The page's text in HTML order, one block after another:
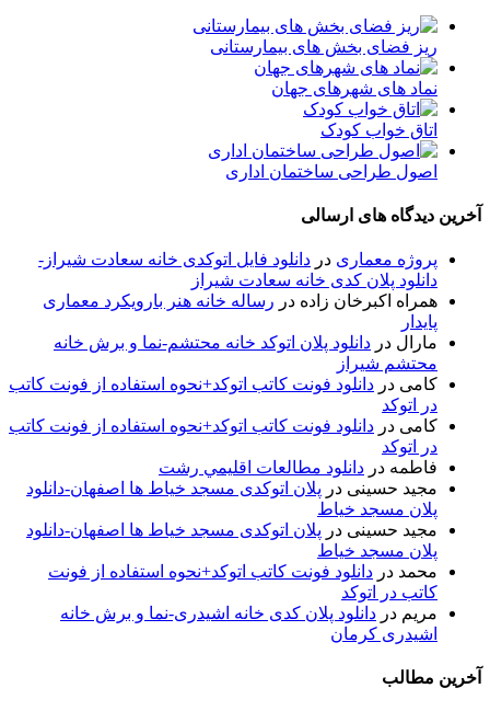
ریز فضای بخش های بیمارستانی
نماد های شهرهای جهان
اتاق خواب کودک
اصول طراحی ساختمان اداری
آخرین دیدگاه های ارسالی
پروژه معماری در دانلود فایل اتوکدی خانه سعادت شیراز-
دانلود پلان کدی خانه سعادت شیراز
همراه اکبرخان زاده در رساله خانه هنر بارویکرد معماری
پایدار
مارال در دانلود پلان اتوکد خانه محتشم-نما و برش خانه
محتشم شیراز
کامی در دانلود فونت کاتب اتوکد+نحوه استفاده از فونت کاتب
در اتوکد
کامی در دانلود فونت کاتب اتوکد+نحوه استفاده از فونت کاتب
در اتوکد
فاطمه در دانلود مطالعات اقليمي رشت
مجید حسینی در پلان اتوکدی مسجد خیاط ها اصفهان-دانلود
پلان مسجد خیاط
مجید حسینی در پلان اتوکدی مسجد خیاط ها اصفهان-دانلود
پلان مسجد خیاط
محمد در دانلود فونت کاتب اتوکد+نحوه استفاده از فونت
کاتب در اتوکد
مریم در دانلود پلان کدی خانه اشیدری-نما و برش خانه
اشیدری کرمان
آخرین مطالب